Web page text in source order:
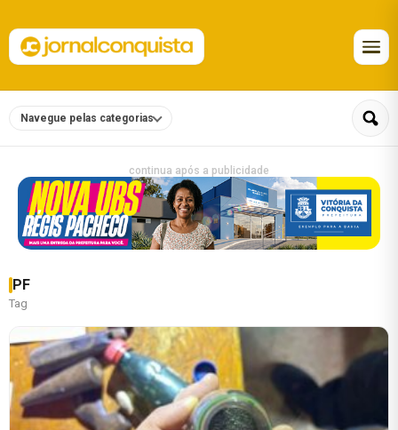
Navegue pelas categorias
continua após a publicidade
PF
Tag